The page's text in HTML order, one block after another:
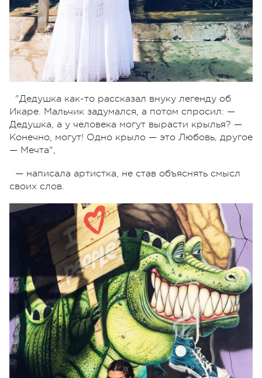
"Дедушка как-то рассказал внуку легенду об
Икаре. Мальчик задумался, а потом спросил: —
Дедушка, а у человека могут вырасти крылья? —
Конечно, могут! Одно крыло — это Любовь, другое
— Мечта",
— написала артистка, не став объяснять смысл
своих слов.